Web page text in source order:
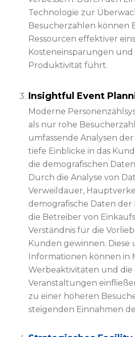
Technologie zur
Besucherzahlen können
Ressourcen effektiver
Kosteneinsparungen
Produktivität führt.
Insightful Event
Moderne
als nur rohe
umfassende Analysen
tiefe Einblicke in das
die demografischen
Durch die Analyse von
Verweildauer,
demografische Daten
die Betreiber von
Verständnis für die
Kunden gewinnen. Diese
Informationen können in
Werbeaktivitäten und die
Veranstaltungen
zu einer höheren
steigenden Einnahmen